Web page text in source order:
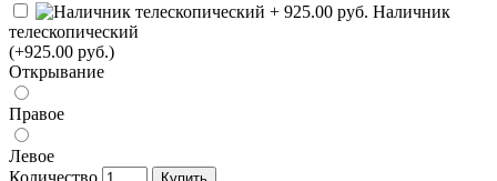
Наличник
телескопический
(+925.00 руб.)
Открывание
Правое
Левое
Количество